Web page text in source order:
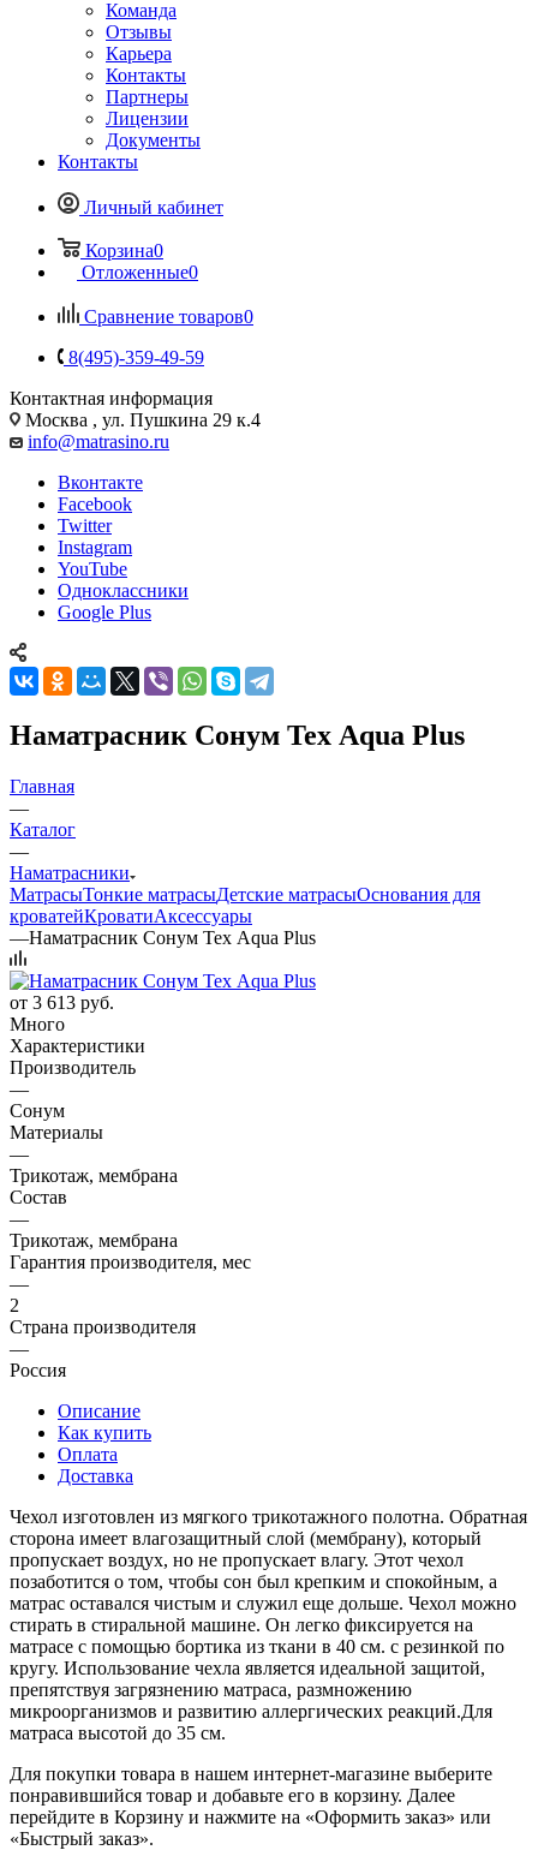
Команда
Отзывы
Карьера
Контакты
Партнеры
Лицензии
Документы
Контакты
Личный кабинет
Корзина0
Отложенные0
Сравнение товаров0
8(495)-359-49-59
Контактная информация
Москва , ул. Пушкина 29 к.4
info@matrasino.ru
Вконтакте
Facebook
Twitter
Instagram
YouTube
Одноклассники
Google Plus
Наматрасник Сонум Tex Aqua Plus
Главная
—
Каталог
—
Наматрасники
МатрасыТонкие матрасыДетские матрасыОснования для
кроватейКроватиАксессуары
—Наматрасник Сонум Tex Aqua Plus
от 3 613 руб.
Много
Характеристики
Производитель
—
Сонум
Материалы
—
Трикотаж, мембрана
Состав
—
Трикотаж, мембрана
Гарантия производителя, мес
—
2
Страна производителя
—
Россия
Описание
Как купить
Оплата
Доставка
Чехол изготовлен из мягкого трикотажного полотна. Обратная
сторона имеет влагозащитный слой (мембрану), который
пропускает воздух, но не пропускает влагу. Этот чехол
позаботится о том, чтобы сон был крепким и спокойным, а
матрас оставался чистым и служил еще дольше. Чехол можно
стирать в стиральной машине. Он легко фиксируется на
матрасе с помощью бортика из ткани в 40 см. с резинкой по
кругу. Использование чехла является идеальной защитой,
препятствуя загрязнению матраса, размножению
микроорганизмов и развитию аллергических реакций.Для
матраса высотой до 35 см.
Для покупки товара в нашем интернет-магазине выберите
понравившийся товар и добавьте его в корзину. Далее
перейдите в Корзину и нажмите на «Оформить заказ» или
«Быстрый заказ».